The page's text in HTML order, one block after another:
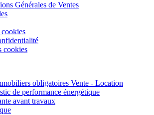
Générales de Ventes
cookies
obligatoires Vente - Location
de performance énergétique
avant travaux